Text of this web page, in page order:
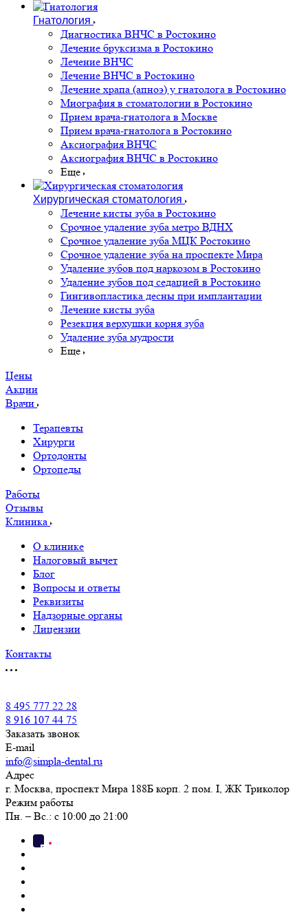
Гнатология
Диагностика ВНЧС в Ростокино
Лечение бруксизма в Ростокино
Лечение ВНЧС
Лечение ВНЧС в Ростокино
Лечение храпа (апноэ) у гнатолога в Ростокино
Миография в стоматологии в Ростокино
Прием врача-гнатолога в Москве
Прием врача-гнатолога в Ростокино
Аксиография ВНЧС
Аксиография ВНЧС в Ростокино
Еще
Хирургическая стоматология
Лечение кисты зуба в Ростокино
Срочное удаление зуба метро ВДНХ
Срочное удаление зуба МЦК Ростокино
Срочное удаление зуба на проспекте Мира
Удаление зубов под наркозом в Ростокино
Удаление зубов под седацией в Ростокино
Гингивопластика десны при имплантации
Лечение кисты зуба
Резекция верхушки корня зуба
Удаление зуба мудрости
Еще
Цены
Акции
Врачи
Терапевты
Хирурги
Ортодонты
Ортопеды
Работы
Отзывы
Клиника
О клинике
Налоговый вычет
Блог
Вопросы и ответы
Реквизиты
Надзорные органы
Лицензии
Контакты
8 495 777 22 28
8 916 107 44 75
Заказать звонок
E-mail
info@simpla-dental.ru
Адрес
г. Москва, проспект Мира 188Б корп. 2 пом. I, ЖК Триколор
Режим работы
Пн. – Вс.: с 10:00 до 21:00